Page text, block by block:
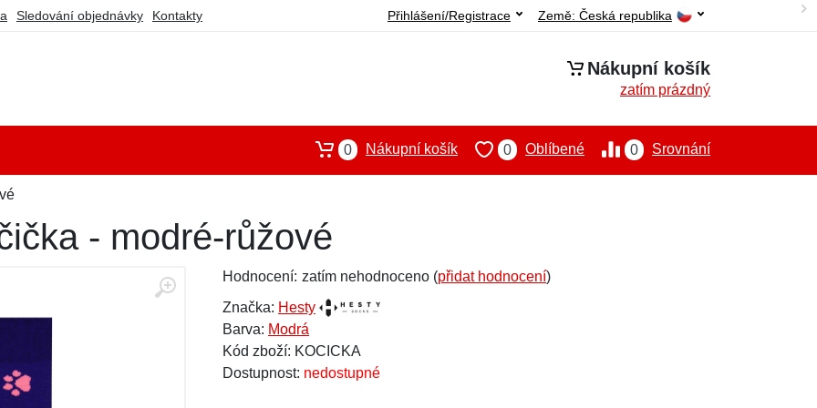
Sledování objednávky Kontakty Země: Česká republika
Přihlášení/Registrace
Nákupní košík
zatím prázdný
0 Srovnání
0 Oblíbené
0 Nákupní košík
- modré-růžové
Hodnocení: zatím nehodnoceno (přidat hodnocení)
Značka: Hesty
Barva: Modrá
Kód zboží: KOCICKA
Dostupnost: nedostupné